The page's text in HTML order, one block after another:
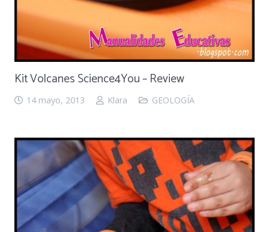
Kit Volcanes Science4You – Review
14 mayo, 2013 Klara GEOLOGÍA